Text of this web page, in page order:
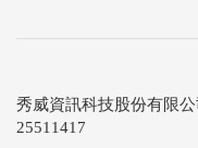
秀威資訊科技股份有限
25511417